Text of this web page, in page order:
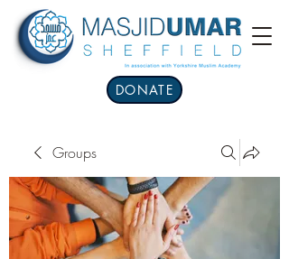
DONATE
Groups